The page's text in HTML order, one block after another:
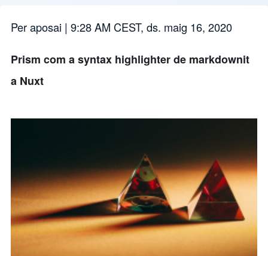
Peraposai | 9:28 AM CEST, ds. maig 16, 2020
Prism com a syntax highlighter de markdownit
a Nuxt